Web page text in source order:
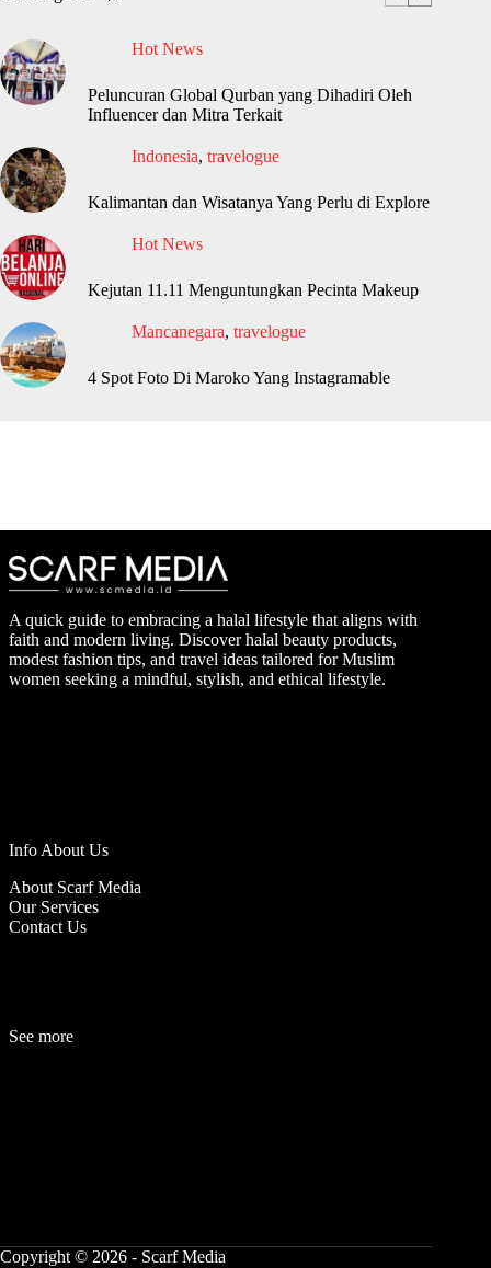
Hot News
Peluncuran Global Qurban yang Dihadiri Oleh
Influencer dan Mitra Terkait
Indonesia, travelogue
Kalimantan dan Wisatanya Yang Perlu di Explore
Hot News
Kejutan 11.11 Menguntungkan Pecinta Makeup
Mancanegara, travelogue
4 Spot Foto Di Maroko Yang Instagramable
A quick guide to embracing a halal lifestyle that aligns with
faith and modern living. Discover halal beauty products,
modest fashion tips, and travel ideas tailored for Muslim
women seeking a mindful, stylish, and ethical lifestyle.
Info About Us
About Scarf Media
Our Services
Contact Us
See more
Copyright © 2026 - Scarf Media